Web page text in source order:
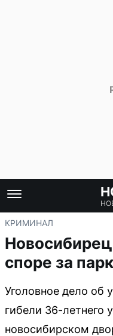
КРИМИНАЛ
споре за
Уголовное дело об
гибели 36-летнего
новосибирском